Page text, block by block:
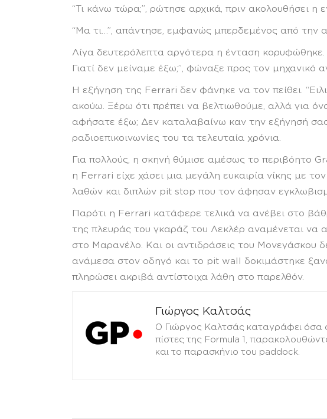
“Τι κάνω τώρα;”, ρώτησε αρχικά, πριν ακολουθήσει η
“Μα τι…”, απάντησε, εμφανώς μπερδεμένος από την
Λίγα δευτερόλεπτα αργότερα η ένταση κορυφώθηκε.
Γιατί δεν μείναμε έξω;”, φώναξε προς τον μηχανικό
Η εξήγηση της Ferrari δεν φάνηκε να τον πείθει.
ακούω. Ξέρω ότι πρέπει να βελτιωθούμε, αλλά για
αφήσατε έξω; Δεν καταλαβαίνω καν την εξήγησή
ραδιοεπικοινωνίες του τα τελευταία χρόνια.
Για πολλούς, η σκηνή θύμισε αμέσως το περιβόητο
η Ferrari είχε χάσει μια μεγάλη ευκαιρία νίκης με
λαθών και διπλών pit stop που τον άφησαν
Παρότι η Ferrari κατάφερε τελικά να ανέβει στο
της πλευράς του γκαράζ του Λεκλέρ αναμένεται να
στο Μαρανέλο. Και οι αντιδράσεις του Μονεγάσκου
ανάμεσα στον οδηγό και το pit wall δοκιμάστηκε
πληρώσει ακριβά αντίστοιχα λάθη στο παρελθόν.
Γιώργος Καλτσάς
Ο Γιώργος Καλτσάς καταγράφει όσα
πίστες της Formula 1,
και το παρασκήνιο του paddock.